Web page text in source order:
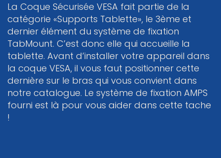
La Coque Sécurisée VESA fait partie de la
catégorie «Supports Tablette», le 3ème et
dernier élément du système de fixation
TabMount. C’est donc elle qui accueille la
tablette. Avant d’installer votre appareil dans
la coque VESA, il vous faut positionner cette
dernière sur le bras qui vous convient dans
notre catalogue. Le système de fixation AMPS
fourni est là pour vous aider dans cette tache
!